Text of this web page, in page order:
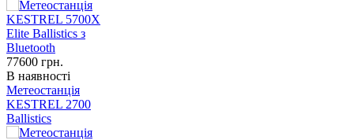
77600 грн.
В наявності
Метеостанція
KESTREL 2700
Ballistics